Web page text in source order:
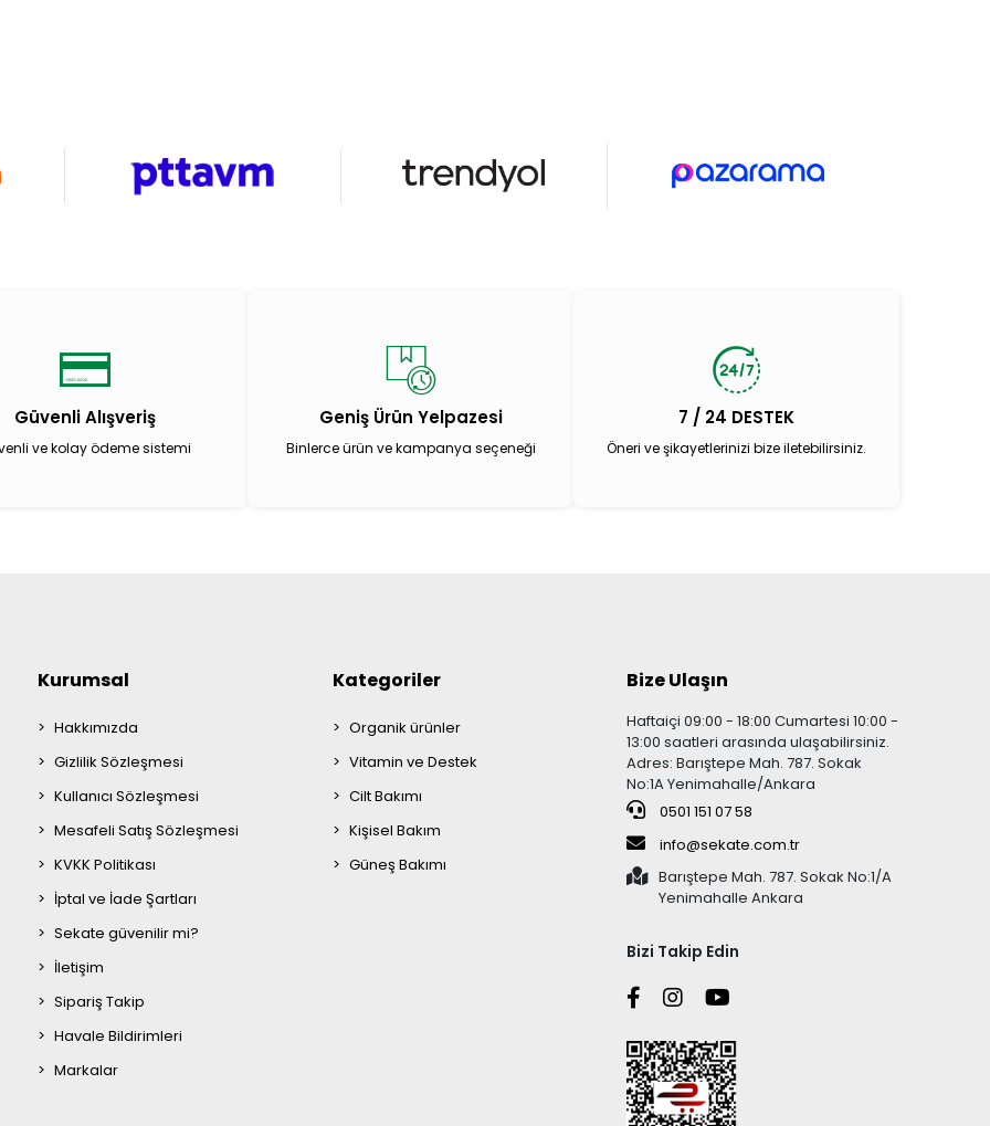
Güvenli Alışveriş
ve kolay ödeme sistemi
Geniş Ürün Yelpazesi
Binlerce ürün ve kampanya seçeneği
7 / 24 DESTEK
Öneri ve şikayetlerinizi bize iletebilirsiniz.
Kurumsal
Hakkımızda
Gizlilik Sözleşmesi
Kullanıcı Sözleşmesi
Mesafeli Satış Sözleşmesi
KVKK Politikası
İptal ve İade Şartları
Sekate güvenilir mi?
İletişim
Sipariş Takip
Havale Bildirimleri
Markalar
Kategoriler
Organik ürünler
Vitamin ve Destek
Cilt Bakımı
Kişisel Bakım
Güneş Bakımı
Bize Ulaşın
Haftaiçi 09:00 - 18:00 Cumartesi 10:00 -
13:00 saatleri arasında ulaşabilirsiniz.
Adres: Barıştepe Mah. 787. Sokak
No:1A Yenimahalle/Ankara
0501 151 07 58
info@sekate.com.tr
Barıştepe Mah. 787. Sokak No:1/A
Yenimahalle Ankara
Bizi Takip Edin